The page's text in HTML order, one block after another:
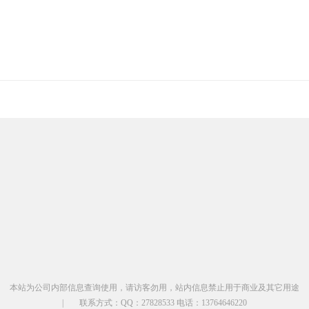
本站为公司内部信息查询使用，请访客勿用，站内信息禁止用于商业及其它用途
联系方式：QQ：27828533 电话：13764646220